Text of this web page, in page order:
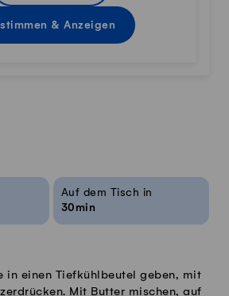
& Anzeigen
Auf dem Tisch in
30min
in einen Tiefkühlbeutel geben, mit
Mit Butter mischen, auf